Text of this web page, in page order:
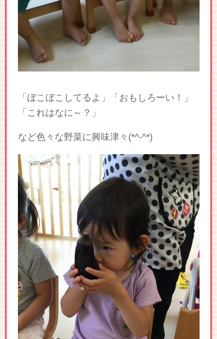
「ぼこぼこしてるよ」「おもしろーい！」
「これはなに～？」
など色々な野菜に興味津々(*^-^*)